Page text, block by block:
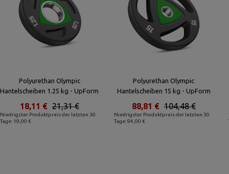
Polyurethan Olympic
Hantelscheiben 1.25 kg - UpForm
Niedrigster Produktpreis der letzten 30
Tage: 19,00 €
21,31 €
18,11 €
Polyurethan Olympic
Hantelscheiben 15 kg - UpForm
Niedrigster Produktpreis der letzten 30
Tage: 94,00 €
104,48 €
88,81 €